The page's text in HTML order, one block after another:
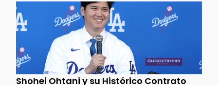
Shohei Ohtani y su Histórico Contrato